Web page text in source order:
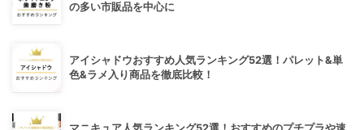
の多い市販品を中心に
アイシャドウおすすめ人気ランキング52選！パレット&単
色&ラメ入り商品を徹底比較！